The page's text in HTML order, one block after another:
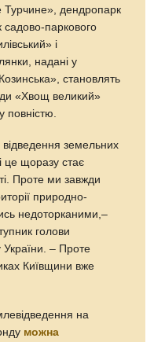
дендропарк
садово-паркового
і
надані у
становлять
«Хвощ великий»
повністю.
земельних
це щоразу стає
Проте ми завжди
природно-
недоторканими,–
голови
України. – Проте
Київщини вже
на
можна